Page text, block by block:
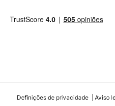
Definições de privacidade Aviso